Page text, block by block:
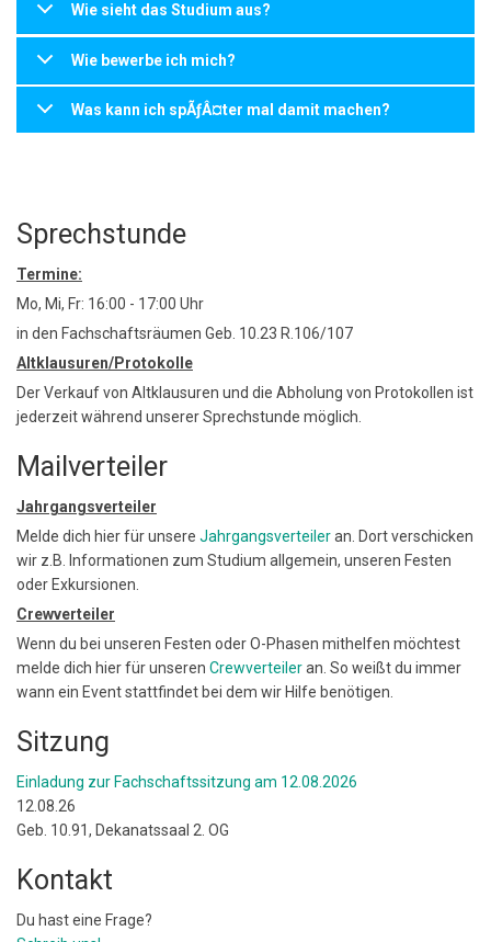
Wie sieht das Studium aus?
Wie bewerbe ich mich?
Was kann ich spÃƒÂ¤ter mal damit machen?
Sprechstunde
Termine:
Mo, Mi, Fr: 16:00 - 17:00 Uhr
in den Fachschaftsräumen Geb. 10.23 R.106/107
Altklausuren/Protokolle
Der Verkauf von Altklausuren und die Abholung von Protokollen ist
jederzeit während unserer Sprechstunde möglich.
Mailverteiler
Jahrgangsverteiler
Melde dich hier für unsere Jahrgangsverteileran. Dort verschicken
wir z.B. Informationen zum Studium allgemein, unseren Festen
oder Exkursionen.
Crewverteiler
Wenn du bei unseren Festen oder O-Phasen mithelfen möchtest
melde dich hier für unseren Crewverteileran. So weißt du immer
wann ein Event stattfindet bei dem wir Hilfe benötigen.
Sitzung
Einladung zur Fachschaftssitzung am 12.08.2026
12.08.26
Geb. 10.91, Dekanatssaal 2. OG
Kontakt
Du hast eine Frage?